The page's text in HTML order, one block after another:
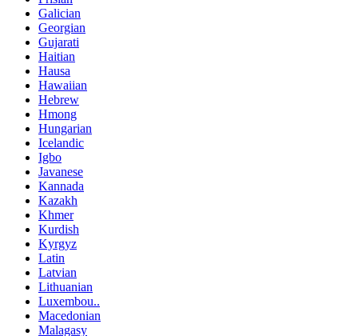
Galician
Georgian
Gujarati
Haitian
Hausa
Hawaiian
Hebrew
Hmong
Hungarian
Icelandic
Igbo
Javanese
Kannada
Kazakh
Khmer
Kurdish
Kyrgyz
Latin
Latvian
Lithuanian
Luxembou..
Macedonian
Malagasy